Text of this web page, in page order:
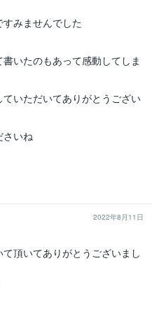
みませんでした
いたのもあって感動してしま
いただいてありがとうござい
さいね
2022年8月11日
頂いてありがとうございまし